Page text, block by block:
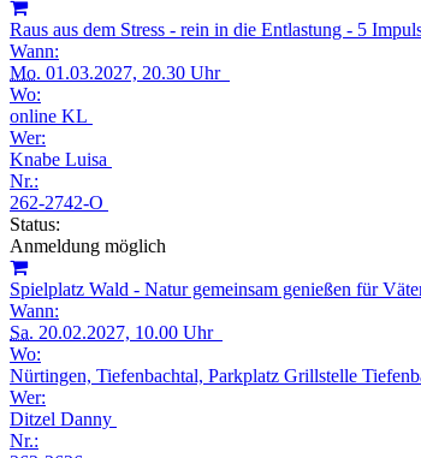
Raus aus dem Stress - rein in die Entlastung - 5
Wann:
Mo. 01.03.2027, 20.30 Uhr
Wo:
online KL
Wer:
Knabe Luisa
Nr.:
262-2742-O
Status:
Anmeldung möglich
Spielplatz Wald - Natur gemeinsam genießen für
Wann:
Sa. 20.02.2027, 10.00 Uhr
Wo:
Nürtingen, Tiefenbachtal, Parkplatz Grillstelle
Wer:
Ditzel Danny
Nr.: